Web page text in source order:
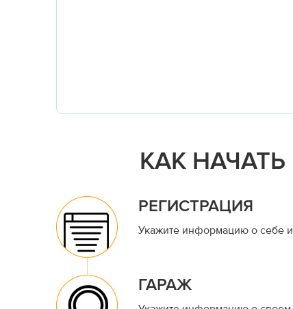
КАК
РЕГИСТРАЦИЯ
Укажите информацию о себе
ГАРАЖ